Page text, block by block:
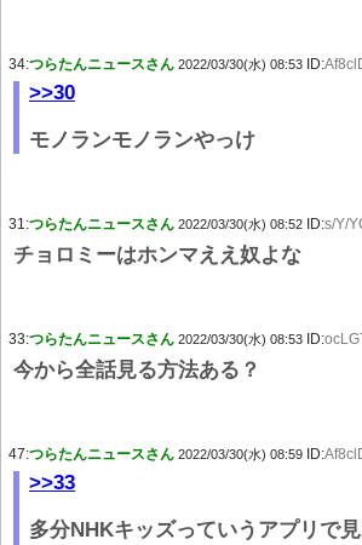
34:つらたんニュースさん 2022/03/30(水) 08:53 ID:
>>30
モノランモノランやっけ
31:つらたんニュースさん 2022/03/30(水) 08:52 ID:s/Y/
チョロミーはホンマええ奴よな
33:つらたんニュースさん 2022/03/30(水) 08:53 ID:
今から全話見る方法ある？
47:つらたんニュースさん 2022/03/30(水) 08:59 ID:
>>33
多分NHKキッズっていうアプリで